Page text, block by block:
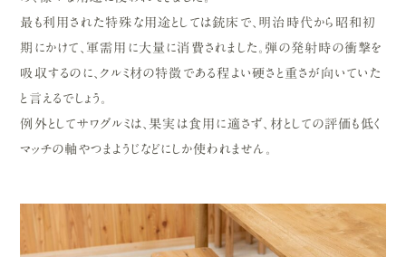
最も利用された特殊な用途としては銃床で、明治時代から昭和初
期にかけて、軍需用に大量に消費されました。弾の発射時の衝撃を
吸収するのに、クルミ材の特徴である程よい硬さと重さが向いていた
と言えるでしょう。
例外としてサワグルミは、果実は食用に適さず、材としての評価も低く
マッチの軸やつまようじなどにしか使われません。